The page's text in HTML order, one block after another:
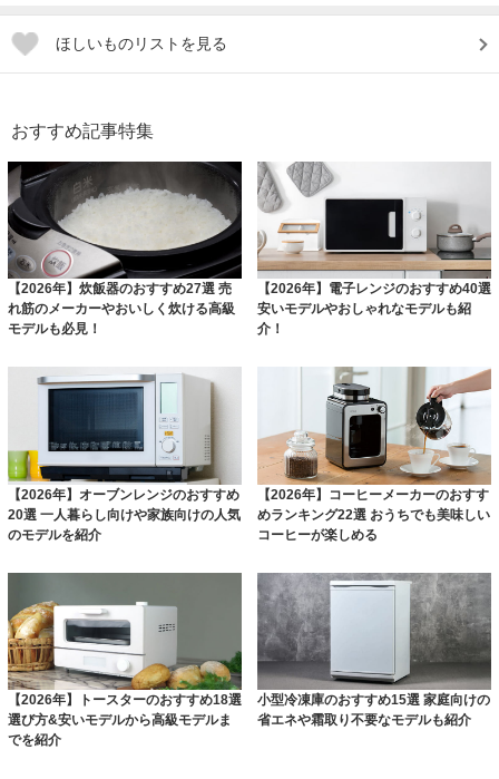
ほしいものリストを見る
おすすめ記事特集
【2026年】炊飯器のおすすめ27選 売
れ筋のメーカーやおいしく炊ける高級
モデルも必見！
【2026年】電子レンジのおすすめ40選
安いモデルやおしゃれなモデルも紹
介！
【2026年】オーブンレンジのおすすめ
20選 一人暮らし向けや家族向けの人気
のモデルを紹介
【2026年】コーヒーメーカーのおすす
めランキング22選 おうちでも美味しい
コーヒーが楽しめる
【2026年】トースターのおすすめ18選
選び方&安いモデルから高級モデルま
でを紹介
小型冷凍庫のおすすめ15選 家庭向けの
省エネや霜取り不要なモデルも紹介